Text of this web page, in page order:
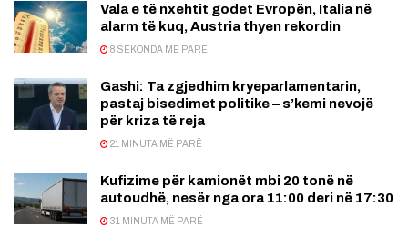
Vala e të nxehtit godet Evropën, Italia në
alarm të kuq, Austria thyen rekordin
8 SEKONDA MË PARË
Gashi: Ta zgjedhim kryeparlamentarin,
pastaj bisedimet politike – s’kemi nevojë
për kriza të reja
21 MINUTA MË PARË
Kufizime për kamionët mbi 20 tonë në
autoudhë, nesër nga ora 11:00 deri në 17:30
31 MINUTA MË PARË